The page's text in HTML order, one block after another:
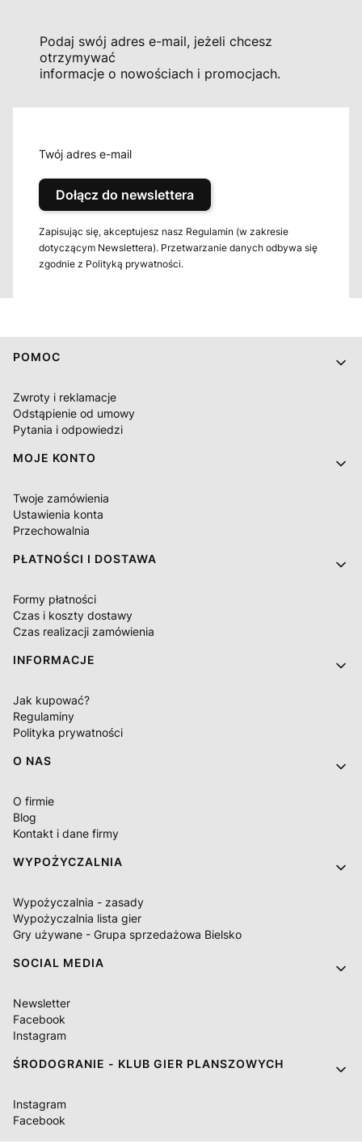
Podaj swój adres e-mail, jeżeli chcesz
otrzymywać
informacje o nowościach i promocjach.
Twój adres e-mail
Dołącz do newslettera
Zapisując się, akceptujesz nasz Regulamin (w zakresie
dotyczącym Newslettera). Przetwarzanie danych odbywa się
zgodnie z Polityką prywatności.
Linki w stopce
POMOC
Zwroty i reklamacje
Odstąpienie od umowy
Pytania i odpowiedzi
MOJE KONTO
Twoje zamówienia
Ustawienia konta
Przechowalnia
PŁATNOŚCI I DOSTAWA
Formy płatności
Czas i koszty dostawy
Czas realizacji zamówienia
INFORMACJE
Jak kupować?
Regulaminy
Polityka prywatności
O NAS
O firmie
Blog
Kontakt i dane firmy
WYPOŻYCZALNIA
Wypożyczalnia - zasady
Wypożyczalnia lista gier
Gry używane - Grupa sprzedażowa Bielsko
SOCIAL MEDIA
Newsletter
Facebook
Instagram
ŚRODOGRANIE - KLUB GIER PLANSZOWYCH
Instagram
Facebook